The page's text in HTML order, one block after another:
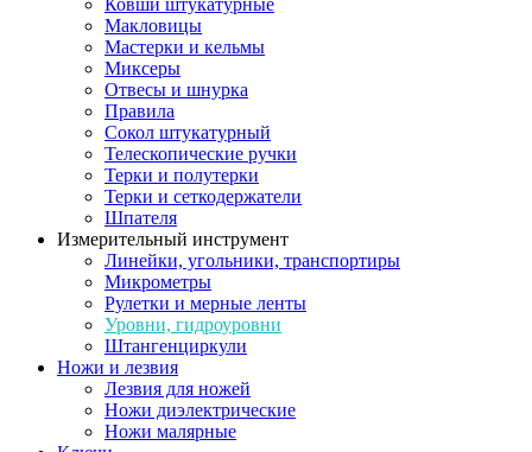
Ковши штукатурные
Макловицы
Мастерки и кельмы
Миксеры
Отвесы и шнурка
Правила
Сокол штукатурный
Телескопические ручки
Терки и полутерки
Терки и сеткодержатели
Шпателя
Измерительный инструмент
Линейки, угольники, транспортиры
Микрометры
Рулетки и мерные ленты
Уровни, гидроуровни
Штангенциркули
Ножи и лезвия
Лезвия для ножей
Ножи диэлектрические
Ножи малярные